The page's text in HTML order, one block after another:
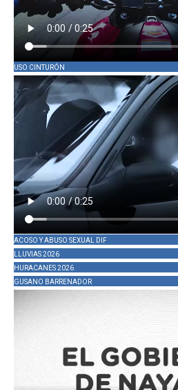
USO CINTURÓN
ACOSO Y ABUSO SEXUAL DIF
LLUVIAS 2026
HURACANES 2026
GUSANO BARRENADOR